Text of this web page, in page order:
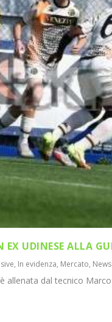
UDINESE ALLA
, In evidenza, Mercato, News
allenata dal tecnico